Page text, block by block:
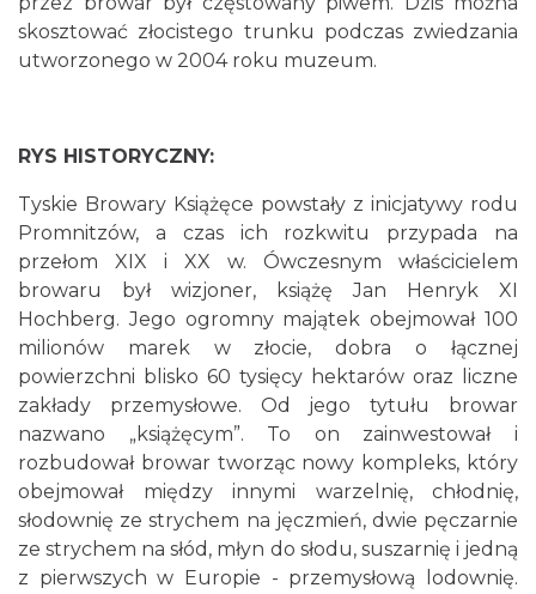
skosztować złocistego trunku podczas zwiedzania
utworzonego w 2004 roku muzeum.
RYS HISTORYCZNY:
Tyskie Browary Książęce powstały z inicjatywy rodu
Promnitzów, a czas ich rozkwitu przypada na
przełom XIX i XX w. Ówczesnym właścicielem
browaru był wizjoner, książę Jan Henryk XI
Hochberg. Jego ogromny majątek obejmował 100
milionów marek w złocie, dobra o łącznej
powierzchni blisko 60 tysięcy hektarów oraz liczne
zakłady przemysłowe. Od jego tytułu browar
nazwano „książęcym”. To on zainwestował i
rozbudował browar tworząc nowy kompleks, który
obejmował między innymi warzelnię, chłodnię,
słodownię ze strychem na jęczmień, dwie pęczarnie
ze strychem na słód, młyn do słodu, suszarnię i jedną
z pierwszych w Europie - przemysłową lodownię.